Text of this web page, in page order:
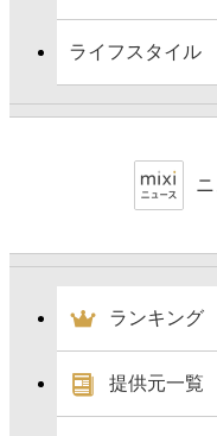
ライフスタイル
ランキング
提供元一覧